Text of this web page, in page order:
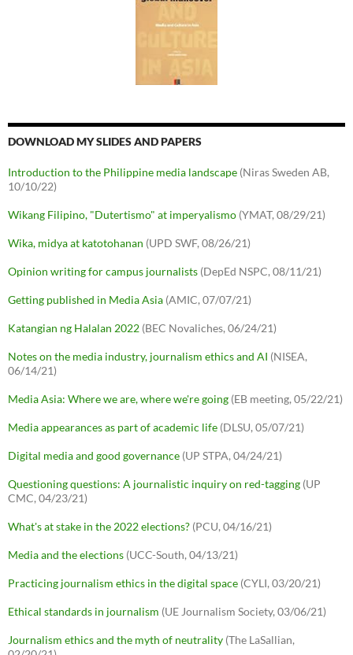
DOWNLOAD MY SLIDES AND PAPERS
Introduction to the Philippine media landscape (Niras Sweden AB,
10/10/22)
Wikang Filipino, "Dutertismo" at imperyalismo (YMAT, 08/29/21)
Wika, midya at katotohanan (UPD SWF, 08/26/21)
Opinion writing for campus journalists (DepEd NSPC, 08/11/21)
Getting published in Media Asia (AMIC, 07/07/21)
Katangian ng Halalan 2022 (BEC Novaliches, 06/24/21)
Notes on the media industry, journalism ethics and AI (NISEA,
06/14/21)
Media Asia: Where we are, where we're going (EB meeting, 05/22/21)
Media appearances as part of academic life (DLSU, 05/07/21)
Digital media and good governance (UP STPA, 04/24/21)
Questioning questions: A journalistic inquiry on red-tagging (UP
CMC, 04/23/21)
What's at stake in the 2022 elections? (PCU, 04/16/21)
Media and the elections (UCC-South, 04/13/21)
Practicing journalism ethics in the digital space (CYLI, 03/20/21)
Ethical standards in journalism (UE Journalism Society, 03/06/21)
Journalism ethics and the myth of neutrality (The LaSallian,